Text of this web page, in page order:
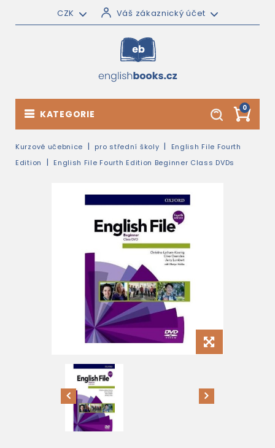
CZK Váš zákaznický účet
0
KATEGORIE
Kurzové učebnice pro střední školy
English File Fourth
Edition
English File Fourth Edition Beginner Class DVDs